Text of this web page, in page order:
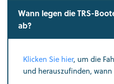
Wann legen die TRS-
ab?
Klicken Sie hier, um die
und herauszufinden,